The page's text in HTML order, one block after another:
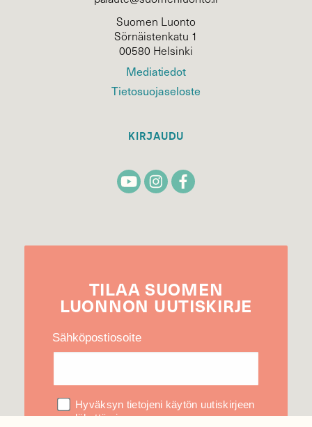
Suomen Luonto
Sörnäistenkatu 1
00580 Helsinki
Mediatiedot
Tietosuojaseloste
KIRJAUDU
TILAA SUOMEN
LUONNON UUTIS­KIRJE
Sähköpostiosoite
Hyväksyn tietojeni käytön uutiskirjeen
lähettämiseen